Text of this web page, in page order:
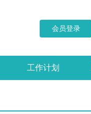
会员登录
工作计划